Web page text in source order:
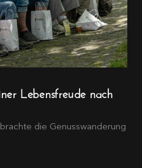
Lebensfreude nach
die Genusswanderung